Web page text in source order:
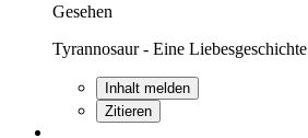
Gesehen
Tyrannosaur - Eine Liebesgeschichte
Inhalt melden
Zitieren